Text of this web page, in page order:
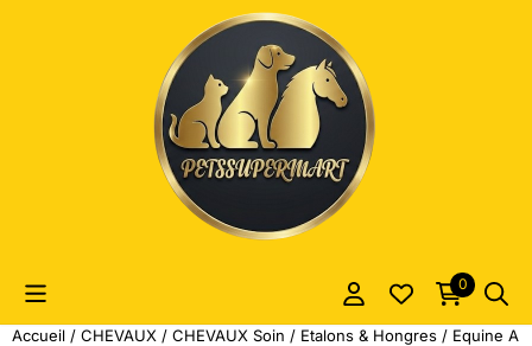
Les préférences de cookies sont actuellement fermées.
0
Accueil / CHEVAUX / CHEVAUX Soin / Etalons & Hongres / Equine